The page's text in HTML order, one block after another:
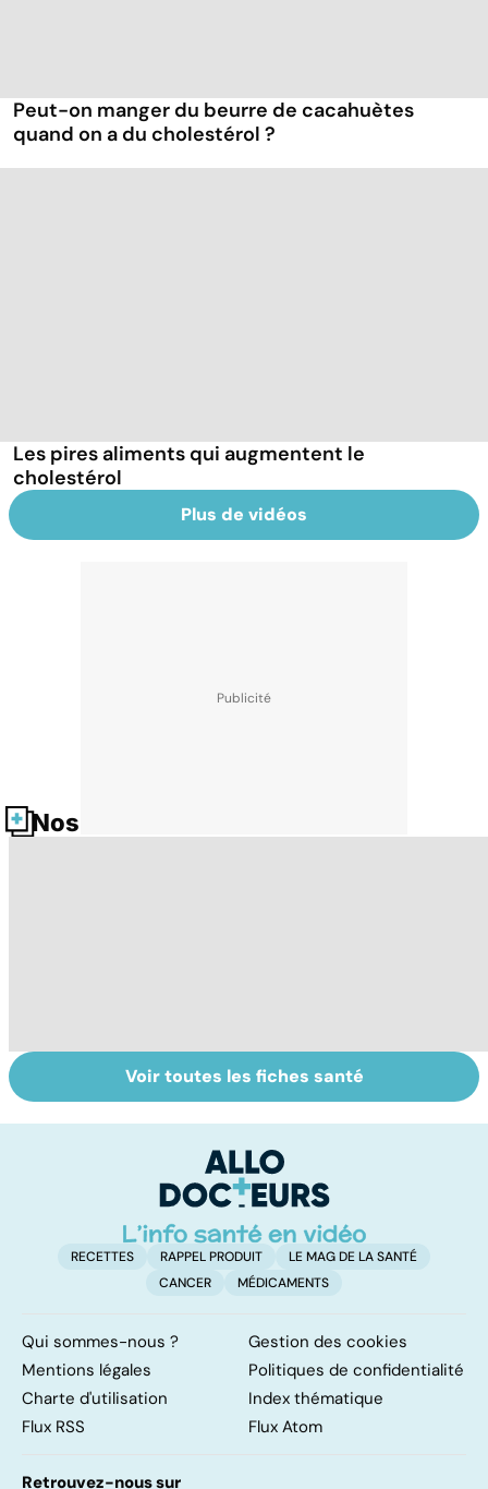
Peut-on manger du beurre de cacahuètes
quand on a du cholestérol ?
Les pires aliments qui augmentent le
cholestérol
Plus de vidéos
Nos fiches santé
La tuberculose
pulmonaire
Alimentation :
bien choisir vos
Voir toutes les fiches santé
RECETTES RAPPEL PRODUIT
LE MAG DE LA SANTÉ
CANCER
MÉDICAMENTS
Qui sommes-nous ?
Gestion des cookies
Mentions légales
Politiques de confidentialité
Charte d'utilisation
Index thématique
Flux RSS
Flux Atom
Retrouvez-nous sur